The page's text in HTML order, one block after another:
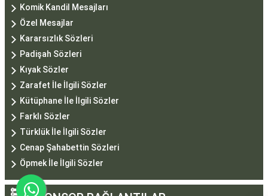
Komik Kandil Mesajları
Özel Mesajlar
Kararsızlık Sözleri
Padişah Sözleri
Kıyak Sözler
Zarafet İle İlgili Sözler
Kütüphane İle İlgili Sözler
Farklı Sözler
Türklük İle İlgili Sözler
Cenap Şahabettin Sözleri
Öpmek İle İlgili Sözler